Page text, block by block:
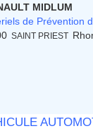
MIDLUM
de Prévention
SAINT PRIEST